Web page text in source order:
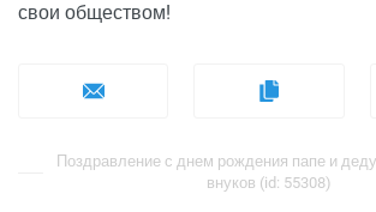
свои обществом!
Поздравление с днем рождения папе и
внуков (id: 55308)